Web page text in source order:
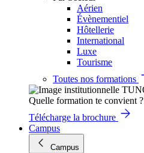
Aérien
Évènementiel
Hôtellerie
International
Luxe
Tourisme
Toutes nos formations
Quelle formation te convient ?
Télécharge la brochure
Campus
Campus